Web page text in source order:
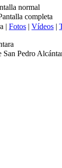
normal
completa
| Fotos | Vídeos |
San Pedro